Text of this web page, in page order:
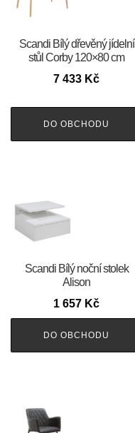
Scandi Bílý dřevěný jídelní
stůl Corby 120×80 cm
7 433 Kč
DO OBCHODU
Scandi Bílý noční stolek
Alison
1 657 Kč
DO OBCHODU